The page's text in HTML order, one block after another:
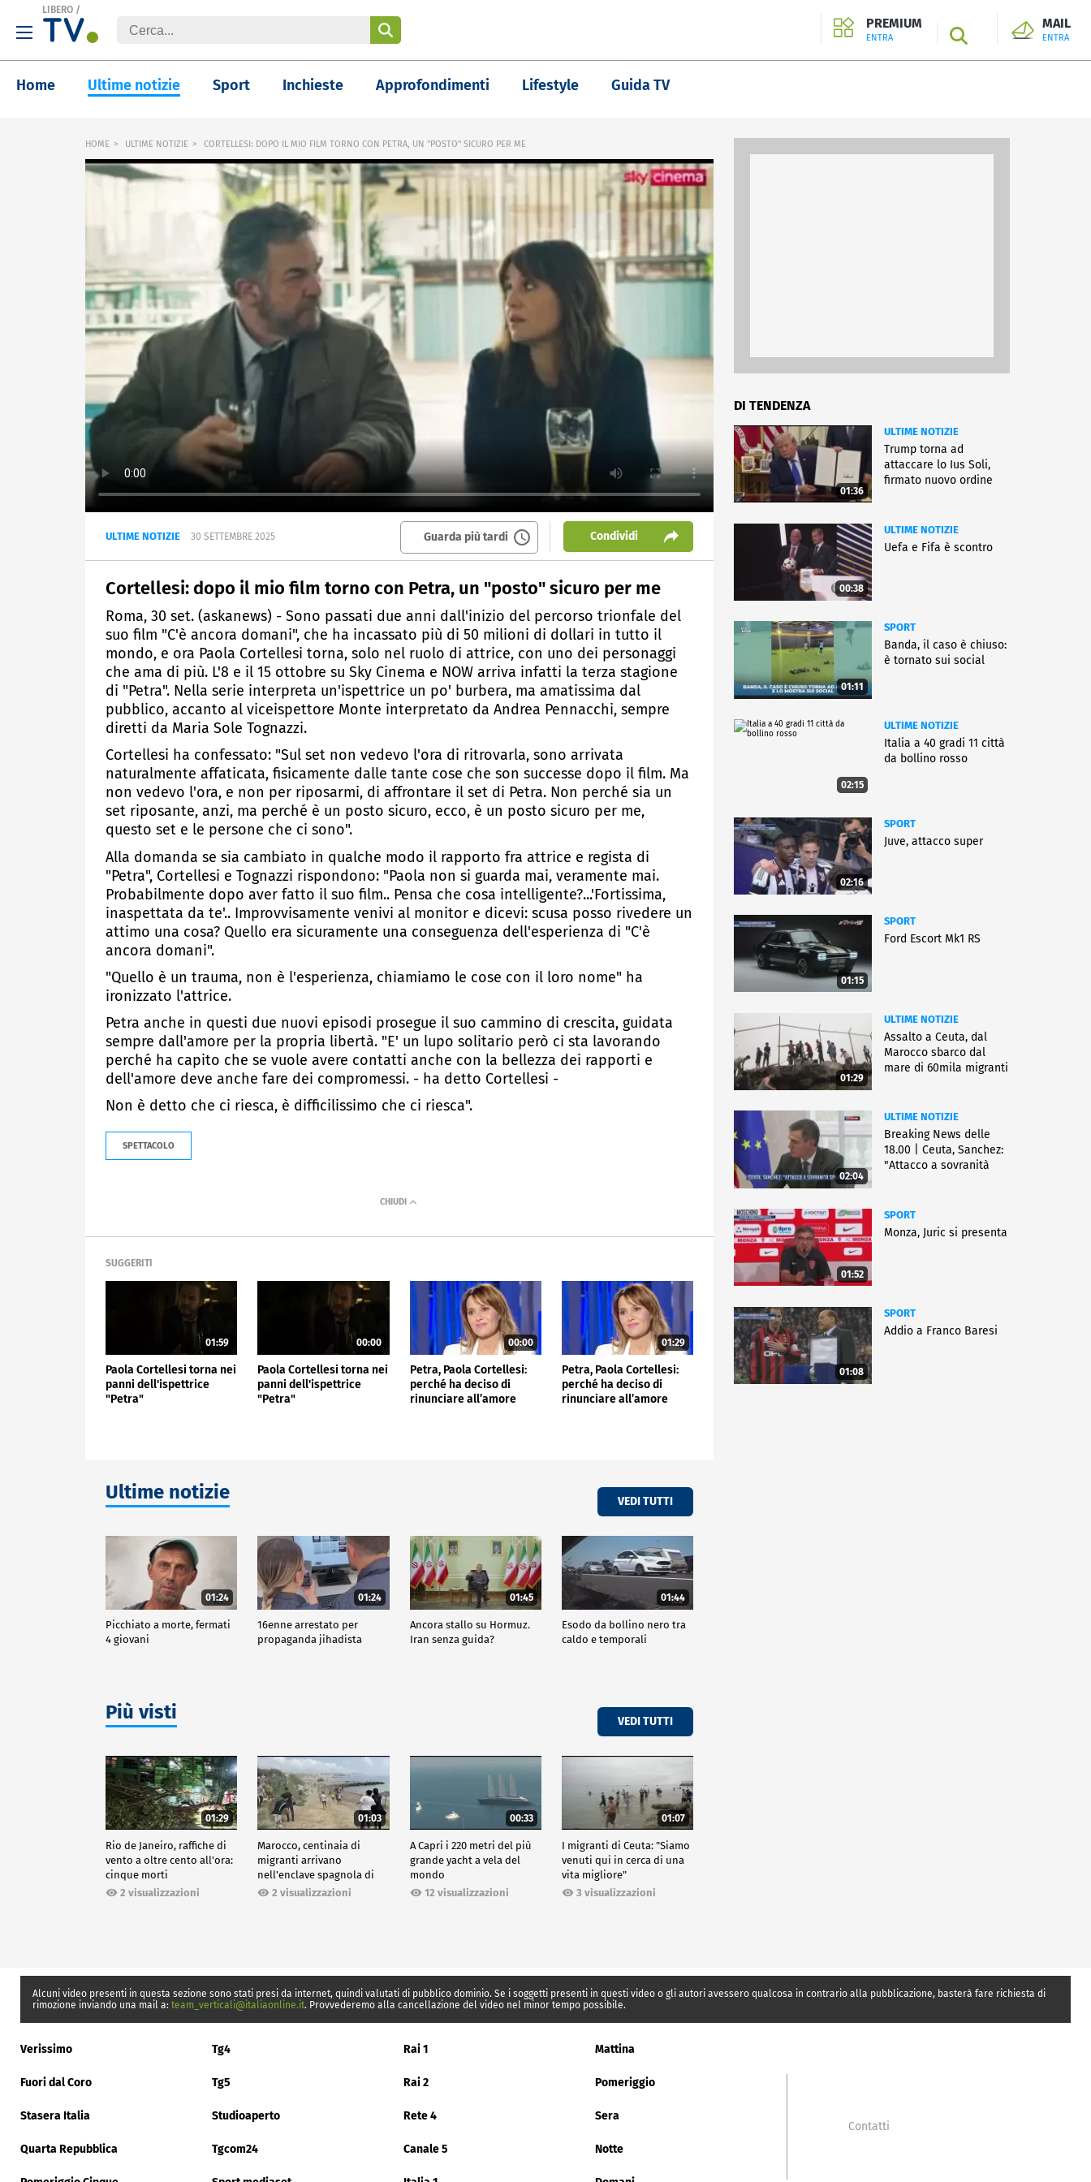
LIBERO /
PREMIUM
ENTRA SEARCH
MAIL
ENTRA
Home Ultime notizie Sport Inchieste Approfondimenti Lifestyle Guida TV
HOME ULTIME NOTIZIE CORTELLESI: DOPO IL MIO FILM TORNO CON PETRA, UN "POSTO" SICURO PER ME
ULTIME NOTIZIE 30 SETTEMBRE 2025 Guarda più tardi Condividi
Cortellesi: dopo il mio film torno con Petra, un "posto" sicuro per me
Roma, 30 set. (askanews) - Sono passati due anni dall'inizio del percorso trionfale del
suo film "C'è ancora domani", che ha incassato più di 50 milioni di dollari in tutto il
mondo, e ora Paola Cortellesi torna, solo nel ruolo di attrice, con uno dei personaggi
che ama di più. L'8 e il 15 ottobre su Sky Cinema e NOW arriva infatti la terza stagione
di "Petra". Nella serie interpreta un'ispettrice un po' burbera, ma amatissima dal
pubblico, accanto al viceispettore Monte interpretato da Andrea Pennacchi, sempre
diretti da Maria Sole Tognazzi.
Cortellesi ha confessato: "Sul set non vedevo l'ora di ritrovarla, sono arrivata
naturalmente affaticata, fisicamente dalle tante cose che son successe dopo il film. Ma
non vedevo l'ora, e non per riposarmi, di affrontare il set di Petra. Non perché sia un
set riposante, anzi, ma perché è un posto sicuro, ecco, è un posto sicuro per me,
questo set e le persone che ci sono".
Alla domanda se sia cambiato in qualche modo il rapporto fra attrice e regista di
"Petra", Cortellesi e Tognazzi rispondono: "Paola non si guarda mai, veramente mai.
Probabilmente dopo aver fatto il suo film.. Pensa che cosa intelligente?...'Fortissima,
inaspettata da te'.. Improvvisamente venivi al monitor e dicevi: scusa posso rivedere un
attimo una cosa? Quello era sicuramente una conseguenza dell'esperienza di "C'è
ancora domani".
"Quello è un trauma, non è l'esperienza, chiamiamo le cose con il loro nome" ha
ironizzato l'attrice.
Petra anche in questi due nuovi episodi prosegue il suo cammino di crescita, guidata
sempre dall'amore per la propria libertà. "E' un lupo solitario però ci sta lavorando
perché ha capito che se vuole avere contatti anche con la bellezza dei rapporti e
dell'amore deve anche fare dei compromessi. - ha detto Cortellesi -
Non è detto che ci riesca, è difficilissimo che ci riesca".
SPETTACOLO
SUGGERITI
01:59
Paola Cortellesi torna nei
panni dell'ispettrice
"Petra"
00:00
Paola Cortellesi torna nei
panni dell'ispettrice
"Petra"
00:00
Petra, Paola Cortellesi:
perché ha deciso di
rinunciare all’amore
01:29
Petra, Paola Cortellesi:
perché ha deciso di
rinunciare all’amore
Ultime notizie VEDI TUTTI
01:24
Picchiato a morte, fermati
4 giovani
01:24
16enne arrestato per
propaganda jihadista
01:45
Ancora stallo su Hormuz.
Iran senza guida?
01:44
Esodo da bollino nero tra
caldo e temporali
Più visti VEDI TUTTI
01:29
Rio de Janeiro, raffiche di
vento a oltre cento all'ora:
cinque morti
2 visualizzazioni
01:03
Marocco, centinaia di
migranti arrivano
nell'enclave spagnola di
Ceuta2 visualizzazioni
00:33
A Capri i 220 metri del più
grande yacht a vela del
mondo
12 visualizzazioni
01:07
I migranti di Ceuta: "Siamo
venuti qui in cerca di una
vita migliore"
3 visualizzazioni
DI TENDENZA
01:36
ULTIME NOTIZIE
Trump torna ad
attaccare lo Ius Soli,
firmato nuovo ordine
00:38
ULTIME NOTIZIE
Uefa e Fifa è scontro
01:11
SPORT
Banda, il caso è chiuso:
è tornato sui social
02:15
ULTIME NOTIZIE
Italia a 40 gradi 11 città
da bollino rosso
02:16
SPORT
Juve, attacco super
01:15
SPORT
Ford Escort Mk1 RS
01:29
ULTIME NOTIZIE
Assalto a Ceuta, dal
Marocco sbarco dal
mare di 60mila migranti
02:04
ULTIME NOTIZIE
Breaking News delle
18.00 | Ceuta, Sanchez:
"Attacco a sovranità
01:52
SPORT
Monza, Juric si presenta
01:08
SPORT
Addio a Franco Baresi
Alcuni video presenti in questa sezione sono stati presi da internet, quindi valutati di pubblico dominio. Se i soggetti presenti in questi video o gli autori avessero qualcosa in contrario alla pubblicazione, basterà fare richiesta di
rimozione inviando una mail a: team_verticali@italiaonline.it. Provvederemo alla cancellazione del video nel minor tempo possibile.
Verissimo Tg4 Rai 1 Mattina
Fuori dal Coro Tg5 Rai 2 Pomeriggio
Stasera Italia Studioaperto Rete 4 Sera
Quarta Repubblica Tgcom24 Canale 5 Notte
Contatti